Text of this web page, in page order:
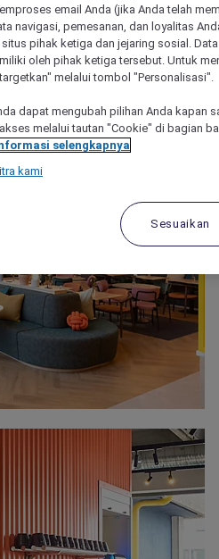
email Anda (jika Anda telah
navigasi, pemesanan, dan loyalitas
pihak ketiga dan jejaring sosial.
oleh pihak ketiga tersebut. Untuk
melalui tombol "Personalisasi".
dapat mengubah pilihan Anda kapan
melalui tautan "Cookie" di bagian
selengkapnya
kami
Sesuaikan